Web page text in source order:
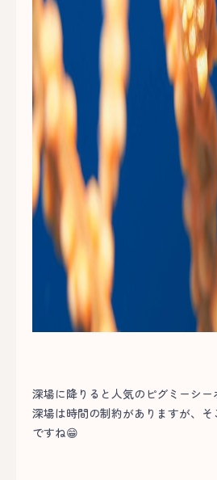
深場に降りると人気のピグミーシー
深場は時間の制約がありますが、そ
ですね😁